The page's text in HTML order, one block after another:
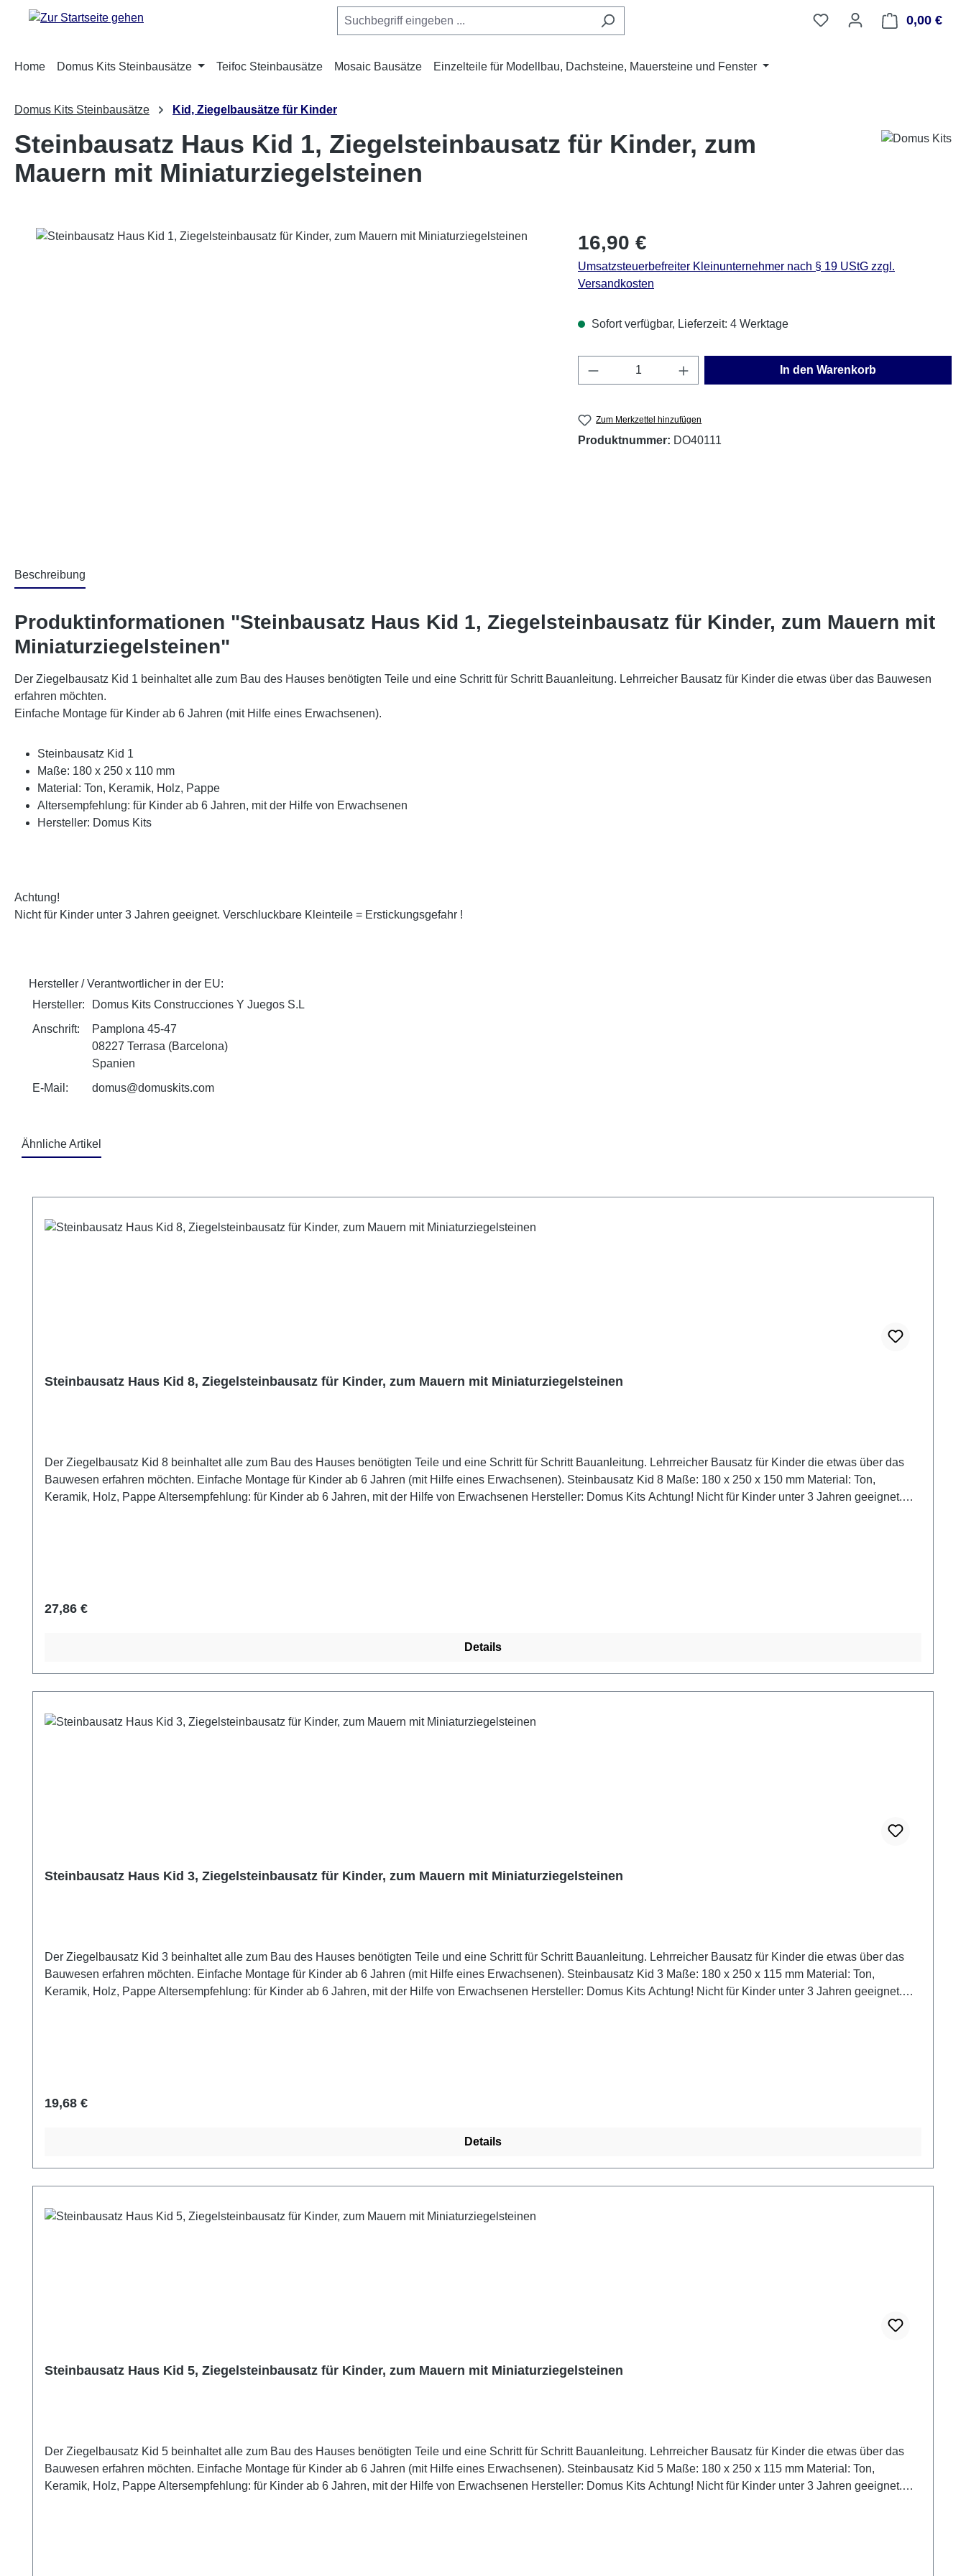
Hauptinhalt springen
Zur Suche springen
Zur Hauptnavigation springen 0,00 €
Home Domus Kits Steinbausätze Teifoc Steinbausätze Mosaic Bausätze Einzelteile für Modellbau, Dachsteine, Mauersteine und Fenster
Domus Kits Steinbausätze Kid, Ziegelbausätze für Kinder
Steinbausatz Haus Kid 1, Ziegelsteinbausatz für Kinder, zum
Mauern mit Miniaturziegelsteinen
Bildergalerie überspringen Regulärer Preis:
16,90 €
Umsatzsteuerbefreiter Kleinunternehmer nach § 19 UStG zzgl.
Versandkosten
Sofort verfügbar, Lieferzeit: 4 Werktage
Produkt Anzahl: Gib den gewünschten Wert ein
In den Warenkorb
Zum Merkzettel hinzufügen
Produktnummer: DO40111
Beschreibung
Produktinformationen "Steinbausatz Haus Kid 1, Ziegelsteinbausatz für Kinder, zum Mauern mit
Miniaturziegelsteinen"
Der Ziegelbausatz Kid 1 beinhaltet alle zum Bau des Hauses benötigten Teile und eine Schritt für Schritt Bauanleitung. Lehrreicher Bausatz für Kinder die etwas über das Bauwesen
erfahren möchten.
Einfache Montage für Kinder ab 6 Jahren (mit Hilfe eines Erwachsenen).
Steinbausatz Kid 1
Maße: 180 x 250 x 110 mm
Material: Ton, Keramik, Holz, Pappe
Altersempfehlung: für Kinder ab 6 Jahren, mit der Hilfe von Erwachsenen
Hersteller: Domus Kits
Achtung!
Nicht für Kinder unter 3 Jahren geeignet. Verschluckbare Kleinteile = Erstickungsgefahr !
Hersteller / Verantwortlicher in der EU:
Hersteller:
Domus Kits Construcciones Y Juegos S.L
Anschrift:
Pamplona 45-47
08227 Terrasa (Barcelona)
Spanien
E-Mail:
domus@domuskits.com
Ähnliche Artikel
Steinbausatz Haus Kid 8, Ziegelsteinbausatz für Kinder, zum Mauern mit Miniaturziegelsteinen
Der Ziegelbausatz Kid 8 beinhaltet alle zum Bau des Hauses benötigten Teile und eine Schritt für Schritt Bauanleitung. Lehrreicher Bausatz für Kinder die etwas über das
Bauwesen erfahren möchten. Einfache Montage für Kinder ab 6 Jahren (mit Hilfe eines Erwachsenen). Steinbausatz Kid 8 Maße: 180 x 250 x 150 mm Material: Ton,
Keramik, Holz, Pappe Altersempfehlung: für Kinder ab 6 Jahren, mit der Hilfe von Erwachsenen Hersteller: Domus Kits Achtung! Nicht für Kinder unter 3 Jahren geeignet.
Regulärer Preis:
27,86 €
Details
Steinbausatz Haus Kid 3, Ziegelsteinbausatz für Kinder, zum Mauern mit Miniaturziegelsteinen
Der Ziegelbausatz Kid 3 beinhaltet alle zum Bau des Hauses benötigten Teile und eine Schritt für Schritt Bauanleitung. Lehrreicher Bausatz für Kinder die etwas über das
Bauwesen erfahren möchten. Einfache Montage für Kinder ab 6 Jahren (mit Hilfe eines Erwachsenen). Steinbausatz Kid 3 Maße: 180 x 250 x 115 mm Material: Ton,
Keramik, Holz, Pappe Altersempfehlung: für Kinder ab 6 Jahren, mit der Hilfe von Erwachsenen Hersteller: Domus Kits Achtung! Nicht für Kinder unter 3 Jahren geeignet.
Regulärer Preis:
19,68 €
Details
Steinbausatz Haus Kid 5, Ziegelsteinbausatz für Kinder, zum Mauern mit Miniaturziegelsteinen
Der Ziegelbausatz Kid 5 beinhaltet alle zum Bau des Hauses benötigten Teile und eine Schritt für Schritt Bauanleitung. Lehrreicher Bausatz für Kinder die etwas über das
Bauwesen erfahren möchten. Einfache Montage für Kinder ab 6 Jahren (mit Hilfe eines Erwachsenen). Steinbausatz Kid 5 Maße: 180 x 250 x 115 mm Material: Ton,
Keramik, Holz, Pappe Altersempfehlung: für Kinder ab 6 Jahren, mit der Hilfe von Erwachsenen Hersteller: Domus Kits Achtung! Nicht für Kinder unter 3 Jahren geeignet.